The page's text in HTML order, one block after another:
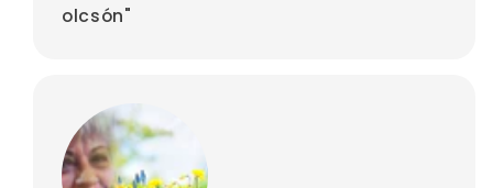
olcsón"